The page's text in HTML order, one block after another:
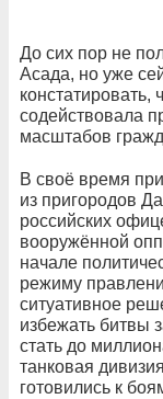
До сих пор не
Асада, но уже
констатировать,
содействовала
масштабов
В своё время
из пригородов
российских
вооружённой
начале
режиму
ситуативное
избежать битвы
стать до
танковая
готовились к